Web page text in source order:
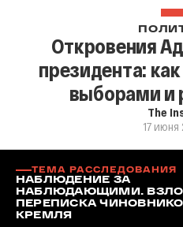
Откровения
президента:
выборами и
The
17 июня
ТЕМА РАССЛЕДОВАНИЯ
НАБЛЮДЕНИЕ ЗА
НАБЛЮДАЮЩИМИ.
ПЕРЕПИСКА
КРЕМЛЯ